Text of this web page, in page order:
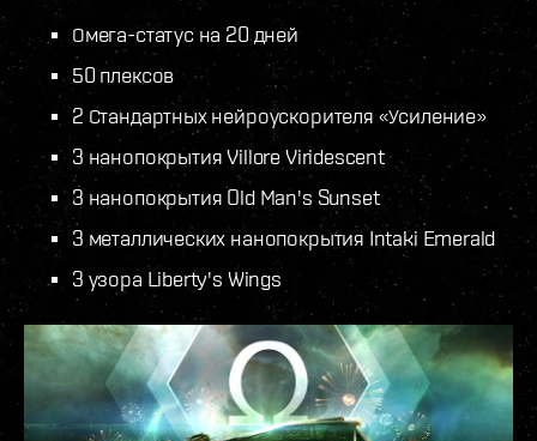
Омега-статус на 20 дней
50 плексов
2 Стандартных нейроускорителя «Усиление»
3 нанопокрытия Villore Viridescent
3 нанопокрытия Old Man's Sunset
3 металлических нанопокрытия Intaki Emerald
3 узора Liberty's Wings